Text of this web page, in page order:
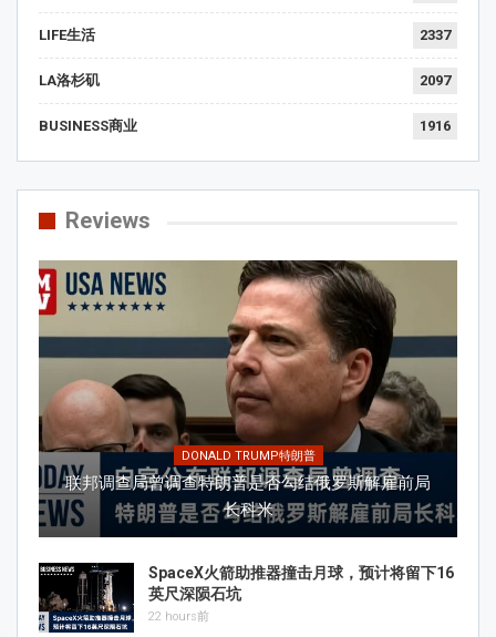
LIFE生活 2337
LA洛杉矶 2097
BUSINESS商业 1916
Reviews
DONALD TRUMP特朗普
联邦调查局曾调查特朗普是否勾结俄罗斯解雇前局
长科米
SpaceX火箭助推器撞击月球，预计将留下16
英尺深陨石坑
22 hours前